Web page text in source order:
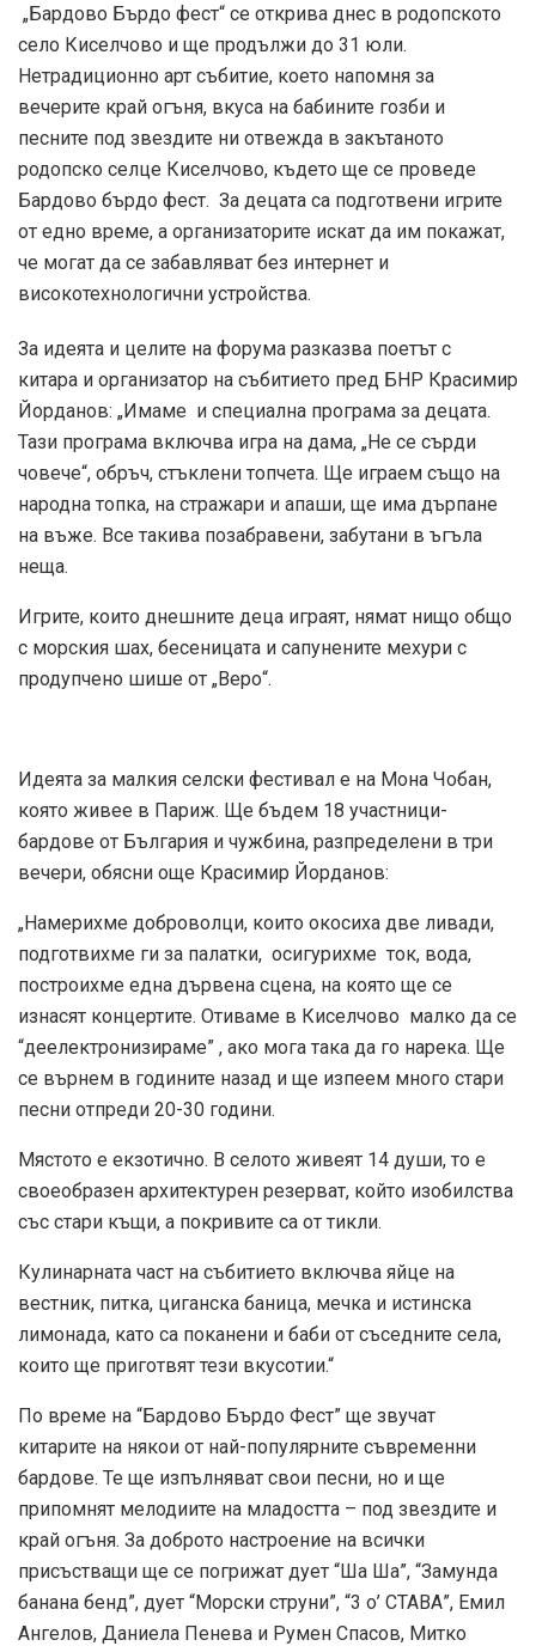
„Бардово Бърдо фест“ се открива днес в родопското
село Киселчово и ще продължи до 31 юли.
Нетрадиционно арт събитие, което напомня за
вечерите край огъня, вкуса на бабините гозби и
песните под звездите ни отвежда в закътаното
родопско селце Киселчово, където ще се проведе
Бардово бърдо фест. За децата са подготвени игрите
от едно време, а организаторите искат да им покажат,
че могат да се забавляват без интернет и
високотехнологични устройства.
За идеята и целите на форума разказва поетът с
китара и организатор на събитието пред БНР Красимир
Йорданов: „Имаме и специална програма за децата.
Тази програма включва игра на дама, „Не се сърди
човече“, обръч, стъклени топчета. Ще играем също на
народна топка, на стражари и апаши, ще има дърпане
на въже. Все такива позабравени, забутани в ъгъла
неща.
Игрите, които днешните деца играят, нямат нищо общо
с морския шах, бесеницата и сапунените мехури с
продупчено шише от „Веро“.
Идеята за малкия селски фестивал е на Мона Чобан,
която живее в Париж. Ще бъдем 18 участници-
бардове от България и чужбина, разпределени в три
вечери, обясни още Красимир Йорданов:
„Намерихме доброволци, които окосиха две ливади,
подготвихме ги за палатки, осигурихме ток, вода,
построихме една дървена сцена, на която ще се
изнасят концертите. Отиваме в Киселчово малко да се
“деелектронизираме” , ако мога така да го нарека. Ще
се върнем в годините назад и ще изпеем много стари
песни отпреди 20-30 години.
Мястото е екзотично. В селото живеят 14 души, то е
своеобразен архитектурен резерват, който изобилства
със стари къщи, а покривите са от тикли.
Кулинарната част на събитието включва яйце на
вестник, питка, циганска баница, мечка и истинска
лимонада, като са поканени и баби от съседните села,
които ще приготвят тези вкусотии.“
По време на “Бардово Бърдо Фест” ще звучат
китарите на някои от най-популярните съвременни
бардове. Те ще изпълняват свои песни, но и ще
припомнят мелодиите на младостта – под звездите и
край огъня. За доброто настроение на всички
присъстващи ще се погрижат дует “Ша Ша”, “Замунда
банана бенд”, дует “Морски струни”, “3 о’ СТАВА”, Емил
Ангелов, Даниела Пенева и Румен Спасов, Митко